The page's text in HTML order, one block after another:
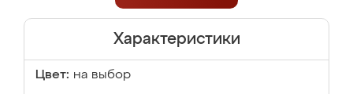
Характеристики
Цвет: на выбор